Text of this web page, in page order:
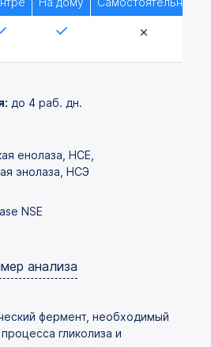
до 4 раб. дн.
енолаза, НСЕ,
энолаза, НСЭ
NSE
анализа
фермент, необходимый
гликолиза и